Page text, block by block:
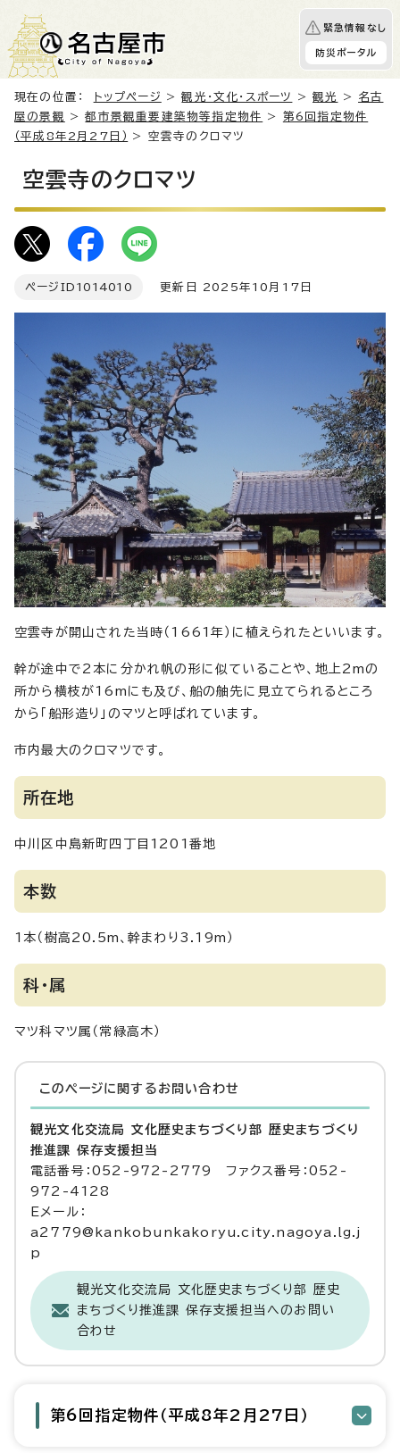
緊急情報なし
防災ポータル
現在の位置： トップページ >観光・文化・スポーツ >観光 > 名古
屋の景観
>都市景観重要建築物等指定物件 > 第6回指定物件
（平成8年2月27日）
> 空雲寺のクロマツ
空雲寺のクロマツ
ページID 1014010 更新日 2025年10月17日
空雲寺が開山された当時（1661年）に植えられたといいます。
幹が途中で2本に分かれ帆の形に似ていることや、地上2mの
所から横枝が16mにも及び、船の舳先に見立てられるところ
から「船形造り」のマツと呼ばれています。
市内最大のクロマツです。
所在地
中川区中島新町四丁目1201番地
本数
1本（樹高20.5m、幹まわり3.19m）
科・属
マツ科マツ属（常緑高木）
このページに関する お問い合わせ
観光文化交流局 文化歴史まちづくり部 歴史まちづくり
推進課 保存支援担当
電話番号：052-972-2779 ファクス番号：052-
972-4128
Eメール：
a2779@kankobunkakoryu.city.nagoya.lg.j
p
観光文化交流局 文化歴史まちづくり部 歴史
まちづくり推進課 保存支援担当へのお問い
合わせ
第6回指定物件（平成8年2月27日）